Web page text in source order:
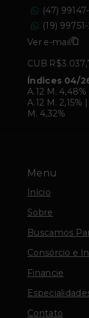
Menu
Início
Sobre
Buscamos
Consórcio e
Financie
Contato
(47)
(19)
Ver e-mail
CUB
Índices 04/
A.12 M. 4,48%
A.12 M. 2,15% |
M. 4,32%